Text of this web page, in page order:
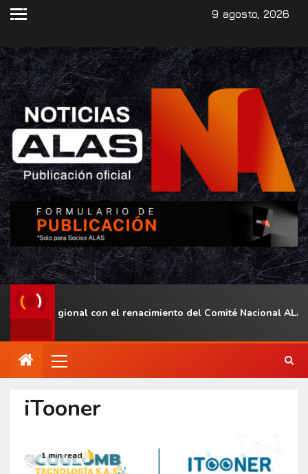
9 agosto, 2026
regional con el renacimiento del Comité Nacional ALAS
iTooner
1 min read